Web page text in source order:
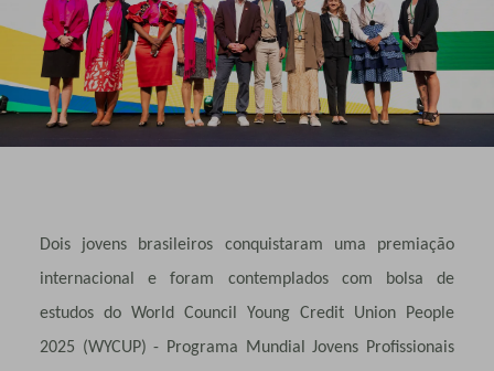
Dois jovens brasileiros conquistaram uma premiação
internacional e foram contemplados com bolsa de
estudos do World Council Young Credit Union People
2025 (WYCUP) - Programa Mundial Jovens Profissionais